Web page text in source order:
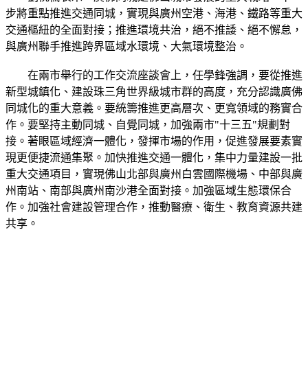
步將重點推進交通同城，實現與廣州空港、海港、鐵路等重大
交通樞紐的全面對接；推進環境共治，絕不推諉、絕不懈怠，
與廣州聯手推進跨界區域水環境、大氣環境整治。
在兩市舉行的工作交流座談會上，任學鋒強調，要從推進
新型城鎮化、建設珠三角世界級城市群的高度，充分認識廣佛
同城化的重大意義。要統籌推進更高層次、更寬領域的務實合
作。要堅持主動同城、自覺同城，加強兩市"十三五"規劃對
接。著眼區域經濟一體化，發揮市場的作用，促進發展要素實
現更便捷流通集聚。加快推進交通一體化，集中力量建設一批
重大交通項目，實現佛山北部與廣州白雲國際機場、中部與廣
州南站、南部與廣州南沙港全面對接。加強區域生態環保合
作。加強社會建設管理合作，推動醫療、衛生、教育資源共建
共享。